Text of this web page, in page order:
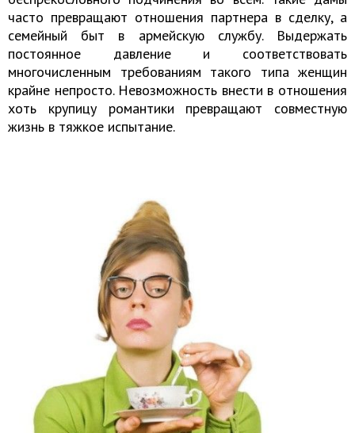
часто превращают отношения партнера в сделку, а
семейный быт в армейскую службу. Выдержать
постоянное давление и соответствовать
многочисленным требованиям такого типа женщин
крайне непросто. Невозможность внести в отношения
хоть крупицу романтики превращают совместную
жизнь в тяжкое испытание.